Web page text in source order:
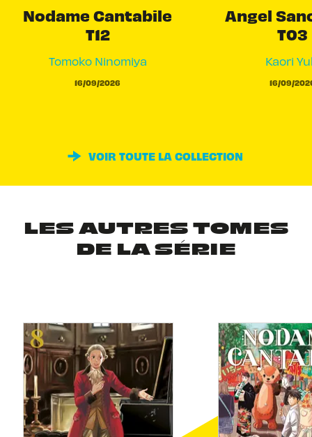
Nodame Cantabile
T12
Tomoko Ninomiya
16/09/2026
Angel
T03
Kaori
16/09/
VOIR TOUTE LA COLLECTION
LES AUTRES TOMES
DE LA SÉRIE